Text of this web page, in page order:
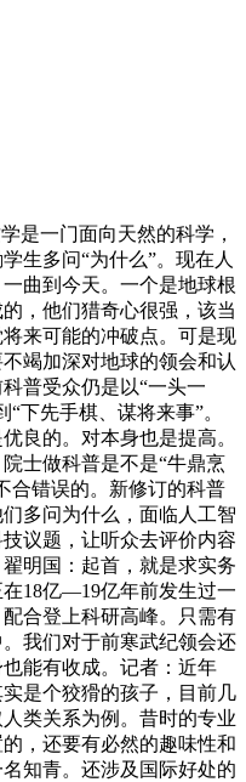
一门面向天然的科学，
生多问“为什么”。现在人
曲到今天。一个是地球根
，他们猎奇心很强，该当
来可能的冲破点。可是现
竭加深对地球的领会和认
普受众仍是以“一头一
下先手棋、谋将来事”。
良的。对本身也是提高。
士做科普是不是“牛鼎烹
合错误的。新修订的科普
多问为什么，面临人工智
议题，让听众去评价内容
明国：起首，就是求实务
18亿—19亿年前发生过一
合登上科研高峰。只需有
我们对于前寒武纪领会还
能有收成。记者：近年
是个狡猾的孩子，目前几
类关系为例。昔时的专业
，还要有必然的趣味性和
知青。还涉及国际好处的